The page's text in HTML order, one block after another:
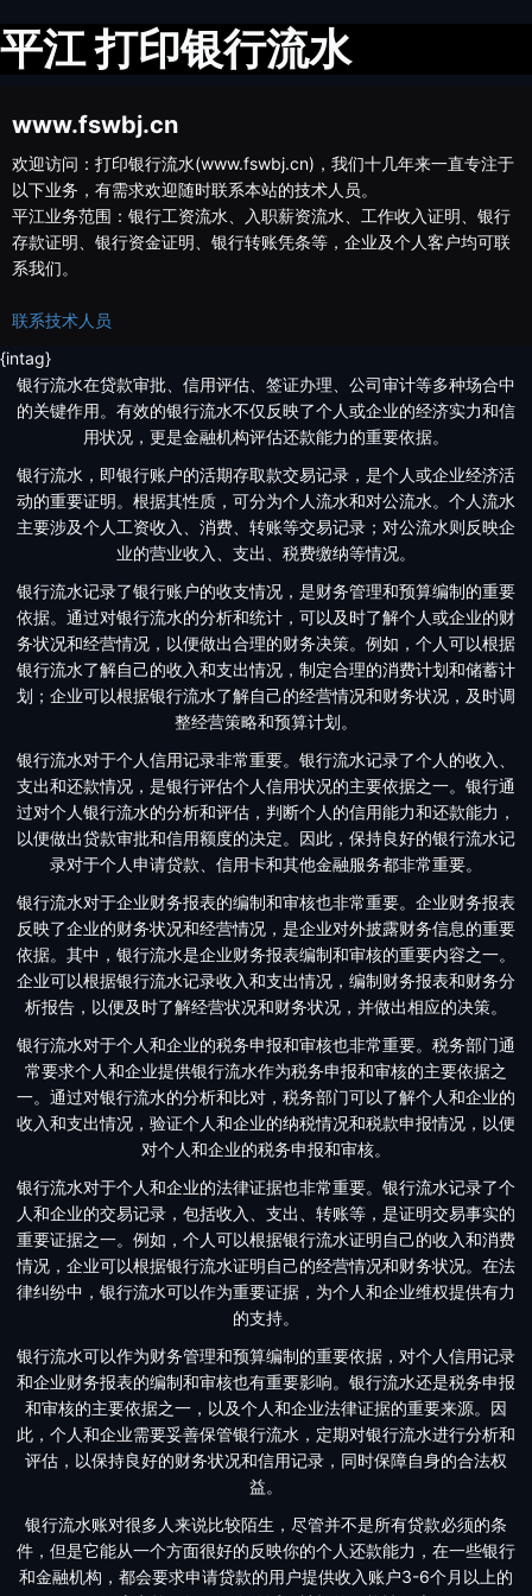
平江 打印银行流水
www.fswbj.cn
欢迎访问：打印银行流水(www.fswbj.cn)，我们十几年来一直专注于
以下业务，有需求欢迎随时联系本站的技术人员。
平江业务范围：银行工资流水、入职薪资流水、工作收入证明、银行
存款证明、银行资金证明、银行转账凭条等，企业及个人客户均可联
系我们。
联系技术人员
{intag}
银行流水在贷款审批、信用评估、签证办理、公司审计等多种场合中
的关键作用。有效的银行流水不仅反映了个人或企业的经济实力和信
用状况，更是金融机构评估还款能力的重要依据。
银行流水，即银行账户的活期存取款交易记录，是个人或企业经济活
动的重要证明。根据其性质，可分为个人流水和对公流水。个人流水
主要涉及个人工资收入、消费、转账等交易记录；对公流水则反映企
业的营业收入、支出、税费缴纳等情况。
银行流水记录了银行账户的收支情况，是财务管理和预算编制的重要
依据。通过对银行流水的分析和统计，可以及时了解个人或企业的财
务状况和经营情况，以便做出合理的财务决策。例如，个人可以根据
银行流水了解自己的收入和支出情况，制定合理的消费计划和储蓄计
划；企业可以根据银行流水了解自己的经营情况和财务状况，及时调
整经营策略和预算计划。
银行流水对于个人信用记录非常重要。银行流水记录了个人的收入、
支出和还款情况，是银行评估个人信用状况的主要依据之一。银行通
过对个人银行流水的分析和评估，判断个人的信用能力和还款能力，
以便做出贷款审批和信用额度的决定。因此，保持良好的银行流水记
录对于个人申请贷款、信用卡和其他金融服务都非常重要。
银行流水对于企业财务报表的编制和审核也非常重要。企业财务报表
反映了企业的财务状况和经营情况，是企业对外披露财务信息的重要
依据。其中，银行流水是企业财务报表编制和审核的重要内容之一。
企业可以根据银行流水记录收入和支出情况，编制财务报表和财务分
析报告，以便及时了解经营状况和财务状况，并做出相应的决策。
银行流水对于个人和企业的税务申报和审核也非常重要。税务部门通
常要求个人和企业提供银行流水作为税务申报和审核的主要依据之
一。通过对银行流水的分析和比对，税务部门可以了解个人和企业的
收入和支出情况，验证个人和企业的纳税情况和税款申报情况，以便
对个人和企业的税务申报和审核。
银行流水对于个人和企业的法律证据也非常重要。银行流水记录了个
人和企业的交易记录，包括收入、支出、转账等，是证明交易事实的
重要证据之一。例如，个人可以根据银行流水证明自己的收入和消费
情况，企业可以根据银行流水证明自己的经营情况和财务状况。在法
律纠纷中，银行流水可以作为重要证据，为个人和企业维权提供有力
的支持。
银行流水可以作为财务管理和预算编制的重要依据，对个人信用记录
和企业财务报表的编制和审核也有重要影响。银行流水还是税务申报
和审核的主要依据之一，以及个人和企业法律证据的重要来源。因
此，个人和企业需要妥善保管银行流水，定期对银行流水进行分析和
评估，以保持良好的财务状况和信用记录，同时保障自身的合法权
益。
银行流水账对很多人来说比较陌生，尽管并不是所有贷款必须的条
件，但是它能从一个方面很好的反映你的个人还款能力，在一些银行
和金融机构，都会要求申请贷款的用户提供收入账户3-6个月以上的